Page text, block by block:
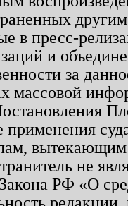
в пресс-
и
за
массовой
применения
вытекающим
не
РФ «О